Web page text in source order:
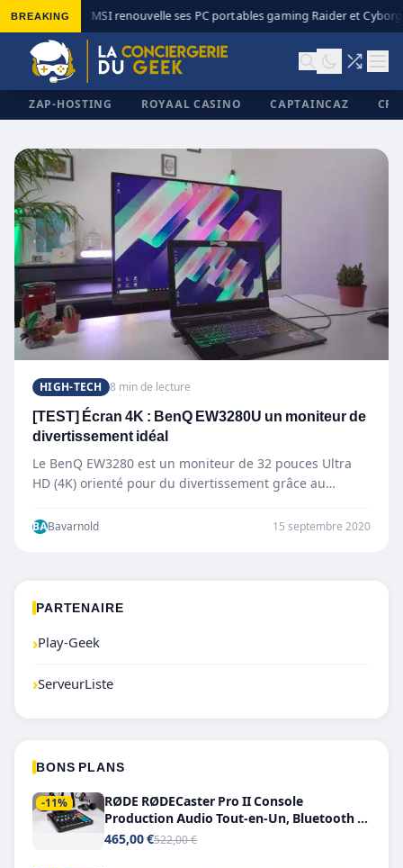
BREAKING MSI renouvelle ses PC portables gaming Raider et
ZAP-HOSTING ROYAAL CASINO CAPTAINCAZ
✕
HIGH-TECH 8 min de lecture
[TEST] Écran 4K : BenQ EW3280U un moniteur de
divertissement idéal
Le BenQ EW3280 est un moniteur de 32 pouces Ultra
HD (4K) orienté pour du divertissement grâce au…
BABavarnold 15 septembre 2020
PARTENAIRE
›Play-Geek
›ServeurListe
BONS PLANS
-11%
RØDE RØDECaster Pro II Console
Production Audio Tout-en-Un, Bluetooth et
Double USB-C
465,00 €522,00 €